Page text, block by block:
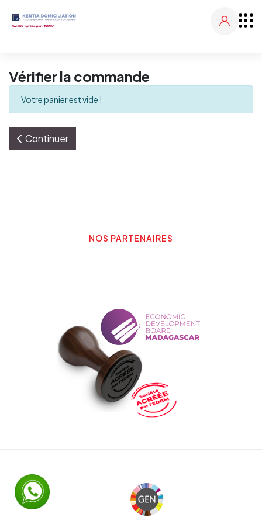
Vérifier la commande
Votre panier est vide !
Continuer
NOS PARTENAIRES